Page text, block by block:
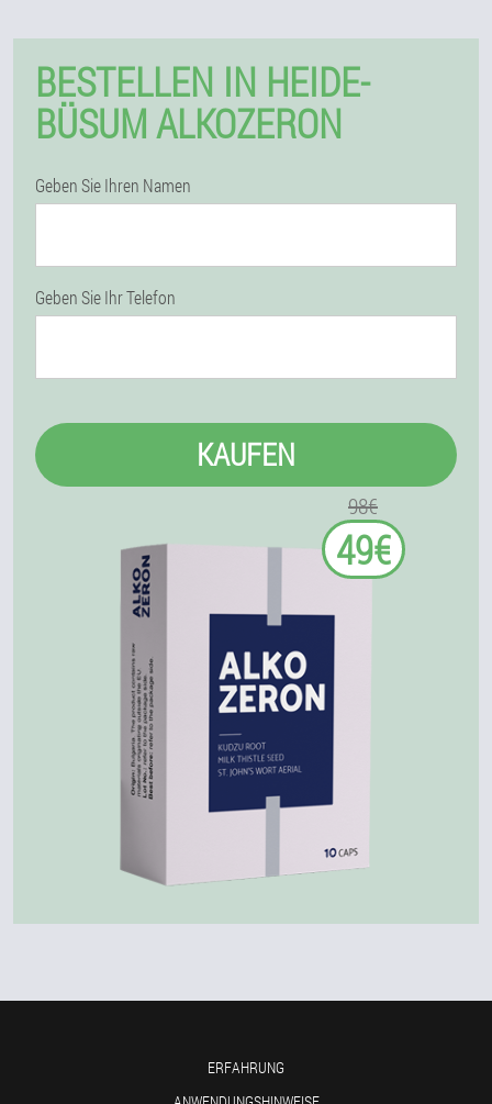
BESTELLEN IN HEIDE-
BÜSUM ALKOZERON
Geben Sie Ihren Namen
Geben Sie Ihr Telefon
KAUFEN
98€
49€
ERFAHRUNG